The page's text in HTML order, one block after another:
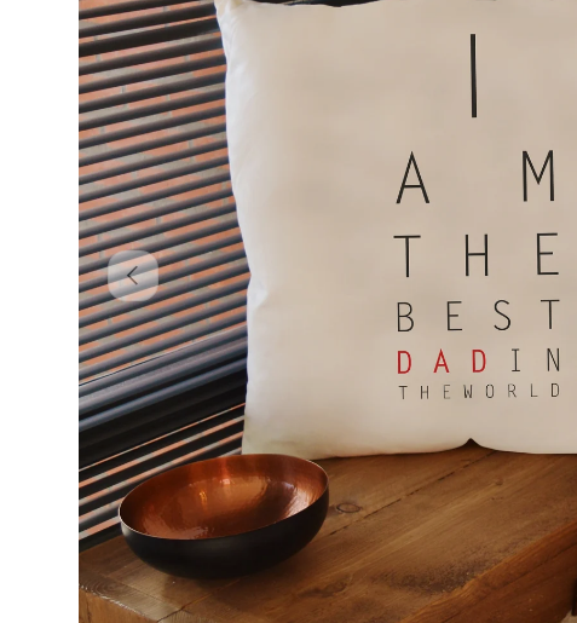
Poprzedni